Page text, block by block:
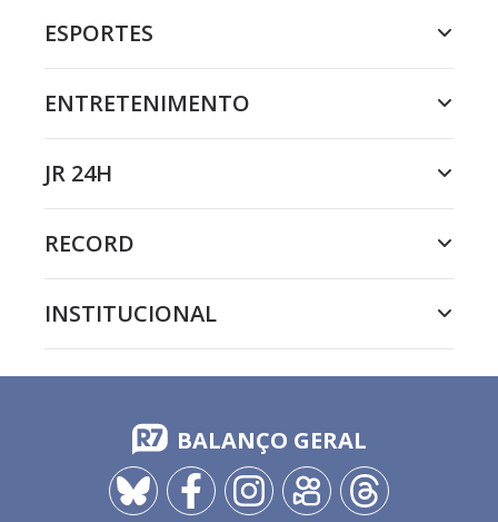
ESPORTES
ENTRETENIMENTO
JR 24H
RECORD
INSTITUCIONAL
BALANÇO GERAL